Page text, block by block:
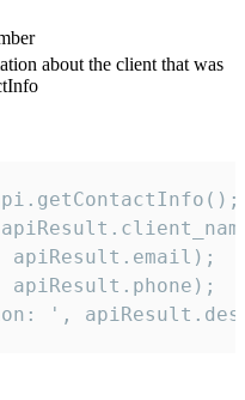
about the client that was
',